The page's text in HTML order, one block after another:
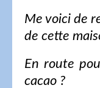
Me voici de
de cette
En route
cacao ?